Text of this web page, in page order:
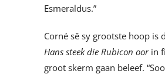
Esmeraldus.”
Corné sê sy grootste hoop is
Hans steek die Rubicon oorin
groot skerm gaan beleef.